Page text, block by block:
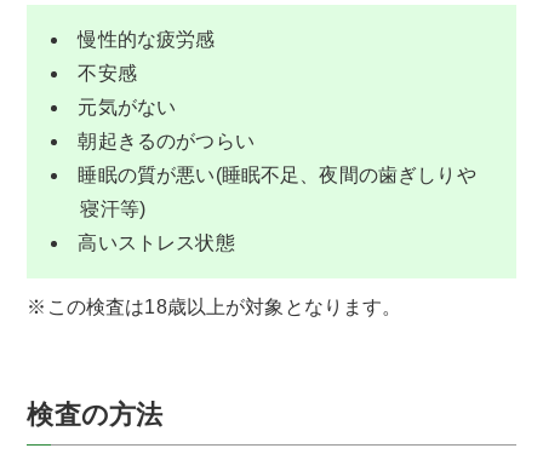
慢性的な疲労感
不安感
元気がない
朝起きるのがつらい
睡眠の質が悪い(睡眠不足、夜間の歯ぎしりや
寝汗等)
高いストレス状態
※この検査は18歳以上が対象となります。
検査の方法